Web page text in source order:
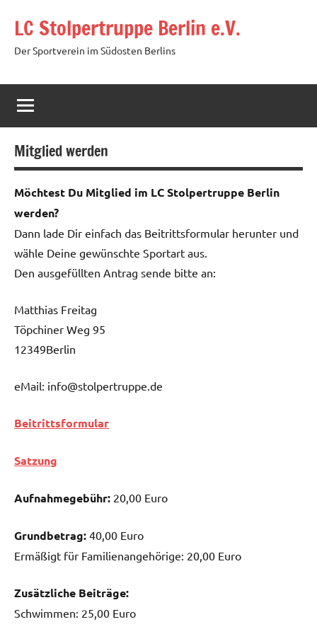
Inhalt
springen
LC Stolpertruppe Berlin e.V.
Der Sportverein im Südosten Berlins
Mitglied werden
Möchtest Du Mitglied im LC Stolpertruppe Berlin
werden?
Dann lade Dir einfach das Beitrittsformular herunter und
wähle Deine gewünschte Sportart aus.
Den ausgefüllten Antrag sende bitte an:
Matthias Freitag
Töpchiner Weg 95
12349Berlin
eMail: info@stolpertruppe.de
Beitrittsformular
Satzung
Aufnahmegebühr: 20,00 Euro
Grundbetrag: 40,00 Euro
Ermäßigt für Familienangehörige: 20,00 Euro
Zusätzliche Beiträge:
Schwimmen: 25,00 Euro